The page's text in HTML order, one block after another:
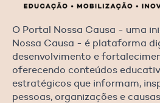
O Portal Nossa Causa - uma
Nossa Causa - é plataforma
desenvolvimento e
oferecendo conteúdos
estratégicos que informam,
pessoas, organizações e